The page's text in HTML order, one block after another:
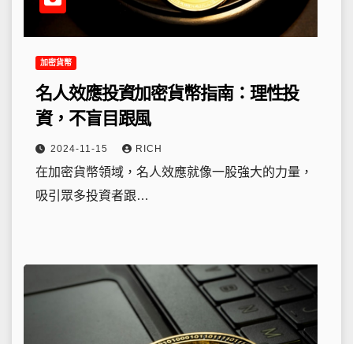
加密貨幣
名人效應投資加密貨幣指南：理性投
資，不盲目跟風
2024-11-15 RICH
在加密貨幣領域，名人效應就像一股強大的力量，
吸引眾多投資者跟…